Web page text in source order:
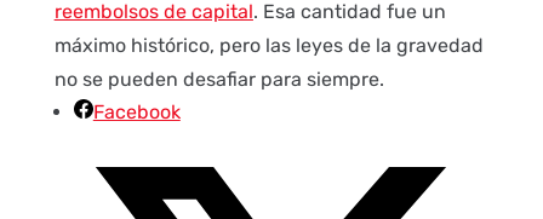
reembolsos de capital. Esa cantidad fue un
máximo histórico, pero las leyes de la gravedad
no se pueden desafiar para siempre.
Facebook